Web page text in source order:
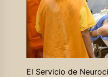
El Servicio de